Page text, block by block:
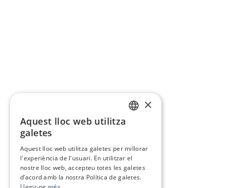
×
Aquest lloc web utilitza
galetes
Aquest lloc web utilitza galetes per millorar
l'experiència de l'usuari. En utilitzar el
nostre lloc web, accepteu totes les galetes
d’acord amb la nostra Política de galetes.